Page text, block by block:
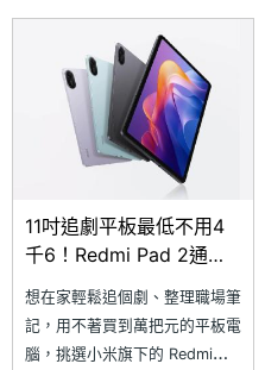
器，支援小米互聯互通功能，不
論影音娛樂或跨裝置使用都能滿
足需求。根據 SOGI 合作報價店
家 2026 年
11吋追劇平板最低不用4
千6！Redmi Pad 2通路
想在家輕鬆追個劇、整理職場筆
記，用不著買到萬把元的平板電
腦，挑選小米旗下的 Redmi